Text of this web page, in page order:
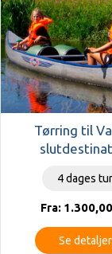
Tørring til
4 dages tur
Fra: 1.300,00
Se detaljer